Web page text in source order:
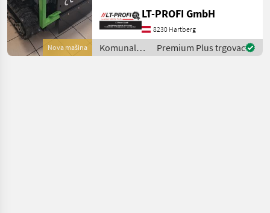
Nova mašina
MTECH SKK 80 ist ein
professioneller,
ferngesteuerter
Raupenmäher, der speziell
LT-PROFI GmbH
8230 Hartberg
Komunalna
oprema i
Premium Plus trgovac